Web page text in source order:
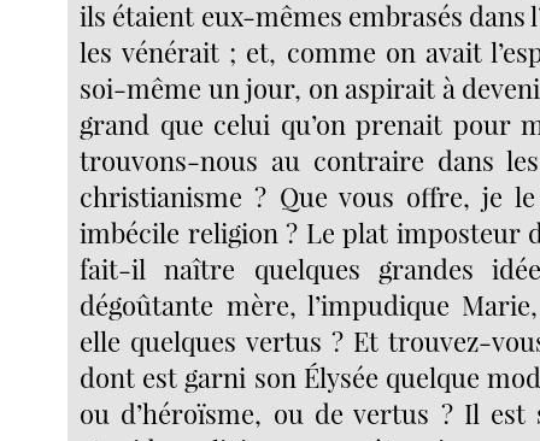
ils étaient eux-mêmes embrasés dans
les vénérait ; et, comme on avait
soi-même un jour, on aspirait à
grand que celui qu’on prenait pour
trouvons-nous au contraire dans
christianisme ? Que vous offre, je
imbécile religion ? Le plat imposteur
fait-il naître quelques grandes
dégoûtante mère, l’impudique
elle quelques vertus ? Et trouvez-
dont est garni son Élysée quelque
ou d’héroïsme, ou de vertus ? Il